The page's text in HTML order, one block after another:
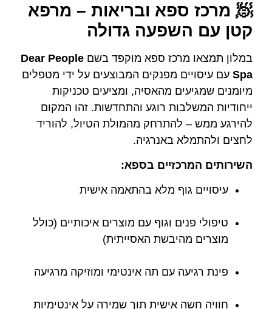
להזמנת חדר
במלון - לחצו כאן
🧖 מרכז ספא ובריאות – מרפא
קטן עם השפעה גדולה
במלון תמצאו מרכז ספא מוקפד בשםDear People
Spa עם עיסויים מפנקים המבוצעים על ידי מטפלים
מיומנים שמגיעים מהאסיה, ומציעים טכניקות
ייחודיות המשלבות רוגע והתחדשות. זהו המקום
להירגע ממש – להתרחק מהמולת הטיול, להוריד
לחצים ולהתמלא באנרגיה.
השירותים המרכזיים בספא:
עיסויים גוף מלא בהתאמה אישית
טיפולי פנים וגוף עם מוצרים איכותיים (כולל
מוצרים מהיבשת האסייתית)
פינת רגיעה עם תה אינטימי ומוזיקה מרגיעה
חוויה חשה אישית תוך שמירה על אינטימיות